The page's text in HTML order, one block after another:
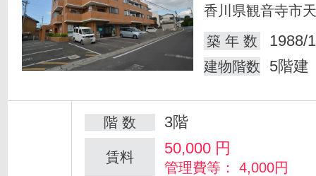
香川県観音寺市
築 年 数
1988/
建物階数 5階建
階 数 3階
賃料 50,000 円
管理費等： 4,000円